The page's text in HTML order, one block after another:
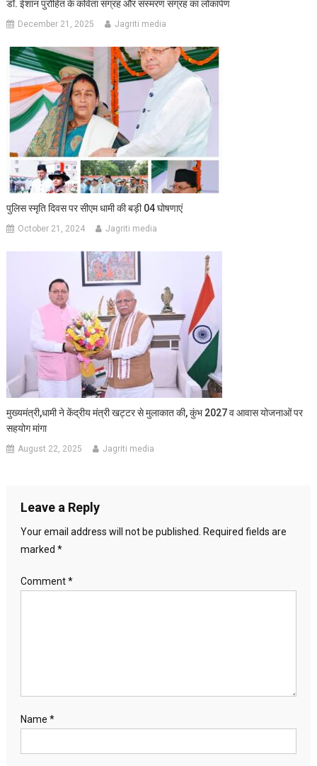
डॉ. ईशान पुरोहित के कविता संग्रह और संस्मरण संग्रह का लोकार्पण
December 21, 2025 Jagriti media
पुलिस स्मृति दिवस पर सीएम धामी की बड़ी 04 घोषणाएं
October 21, 2024 Jagriti media
मुख्यमंत्री,धामी ने केंद्रीय मंत्री खट्टर से मुलाकात की, कुंभ 2027 व आवास योजनाओं पर
सहयोग मांगा
August 22, 2025 Jagriti media
Leave a Reply
Your email address will not be published.
Required fields are
marked *
Comment*
Name *